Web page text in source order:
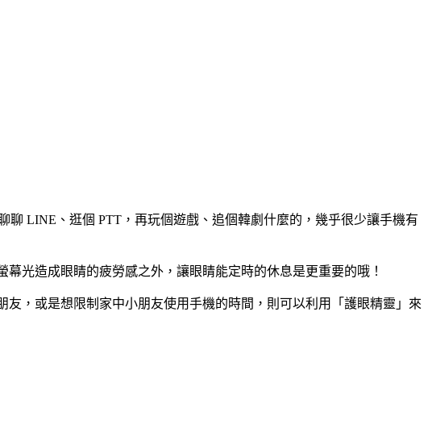
聊 LINE、逛個 PTT，再玩個遊戲、追個韓劇什麼的，幾乎很少讓手機有
幕光造成眼睛的疲勞感之外，讓眼睛能定時的休息是更重要的哦！
友，或是想限制家中小朋友使用手機的時間，則可以利用「護眼精靈」來